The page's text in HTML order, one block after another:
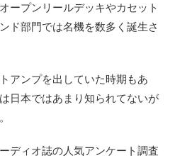
ープンリールデッキやカセット
ド部門では名機を数多く誕生さ
アンプを出していた時期もあ
日本ではあまり知られてないが
ディオ誌の人気アンケート調査